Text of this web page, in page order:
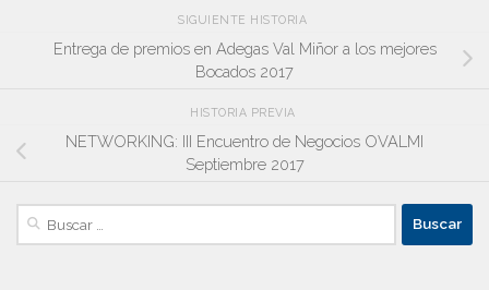
SIGUIENTE HISTORIA
Entrega de premios en Adegas Val Miñor a los mejores
Bocados 2017
HISTORIA PREVIA
NETWORKING: III Encuentro de Negocios OVALMI
Septiembre 2017
Buscar: